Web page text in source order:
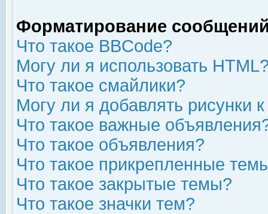
Форматирование
Что такое BBCode?
Могу ли я использовать
Что такое смайлики?
Могу ли я добавлять рисунки
Что такое важные
Что такое объявления?
Что такое прикрепленные
Что такое закрытые темы?
Что такое значки тем?